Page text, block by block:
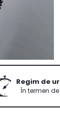
Regim de
În termen de